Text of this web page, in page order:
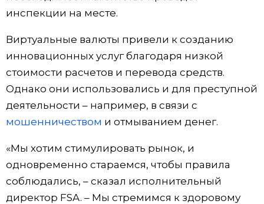
Экономика
Общество
Культура
Жизнь
Технологии
Токио
Семья
Еда и напитки
инспекции на месте.
Виртуальные валюты привели к созданию
инновационных услуг благодаря низкой
стоимости расчетов и перевода средств.
Однако они использовались и для преступной
деятельности – например, в связи с
мошенничеством и отмыванием денег.
«Мы хотим стимулировать рынок, и
одновременно стараемся, чтобы правила
соблюдались, – сказал исполнительный
директор FSA. – Мы стремимся к здоровому